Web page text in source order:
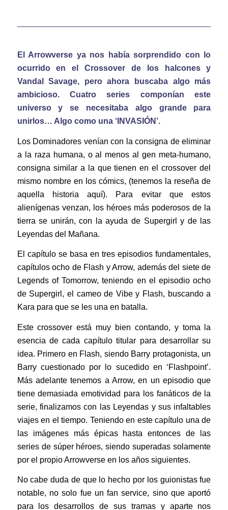
El Arrowverse ya nos había sorprendido con lo
ocurrido en el Crossover de los halcones y
Vandal Savage, pero ahora buscaba algo más
ambicioso. Cuatro series componían este
universo y se necesitaba algo grande para
unirlos… Algo como una ‘INVASIÓN’.
Los Dominadores venían con la consigna de eliminar
a la raza humana, o al menos al gen meta-humano,
consigna similar a la que tienen en el crossover del
mismo nombre en los cómics, (tenemos la reseña de
aquella historia aquí). Para evitar que estos
alienígenas venzan, los héroes más poderosos de la
tierra se unirán, con la ayuda de Supergirl y de las
Leyendas del Mañana.
El capítulo se basa en tres episodios fundamentales,
capítulos ocho de Flash y Arrow, además del siete de
Legends of Tomorrow, teniendo en el episodio ocho
de Supergirl, el cameo de Vibe y Flash, buscando a
Kara para que se les una en batalla.
Este crossover está muy bien contando, y toma la
esencia de cada capítulo titular para desarrollar su
idea. Primero en Flash, siendo Barry protagonista, un
Barry cuestionado por lo sucedido en ‘Flashpoint’.
Más adelante tenemos a Arrow, en un episodio que
tiene demasiada emotividad para los fanáticos de la
serie, finalizamos con las Leyendas y sus infaltables
viajes en el tiempo. Teniendo en este capítulo una de
las imágenes más épicas hasta entonces de las
series de súper héroes, siendo superadas solamente
por el propio Arrowverse en los años siguientes.
No cabe duda de que lo hecho por los guionistas fue
notable, no solo fue un fan service, sino que aportó
para los desarrollos de sus tramas y aparte nos